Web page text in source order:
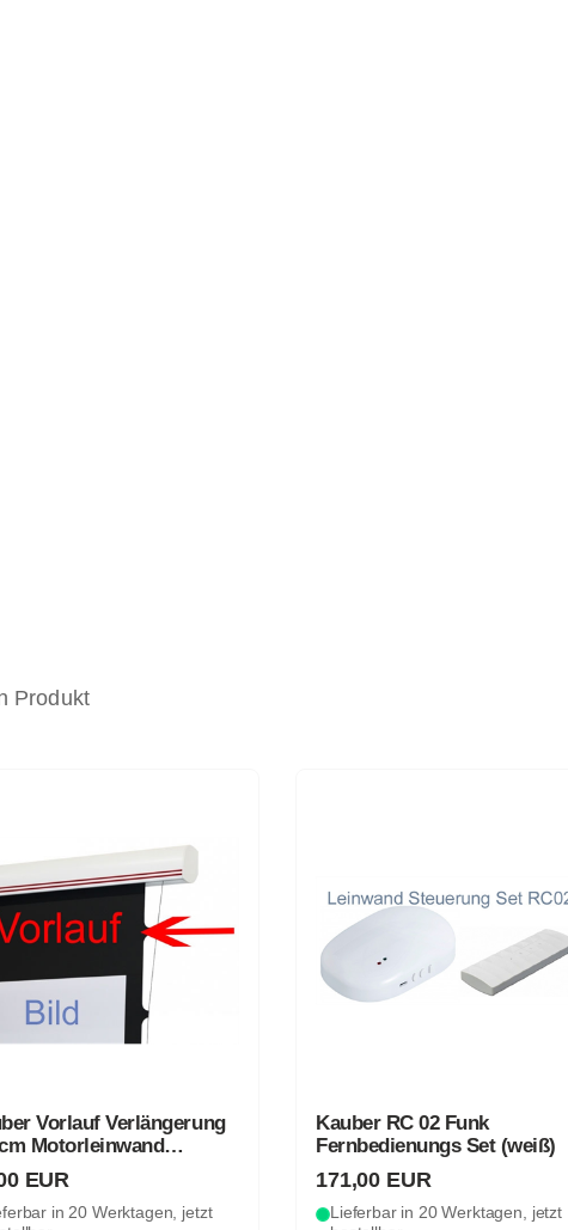
Produkt
Vorlauf Verlängerung
Motorleinwand
EUR
in 20 Werktagen, jetzt
Kauber RC 02 Funk
Fernbedienungs Set (weiß)
171,00 EUR
Lieferbar in 20 Werktagen, jetzt